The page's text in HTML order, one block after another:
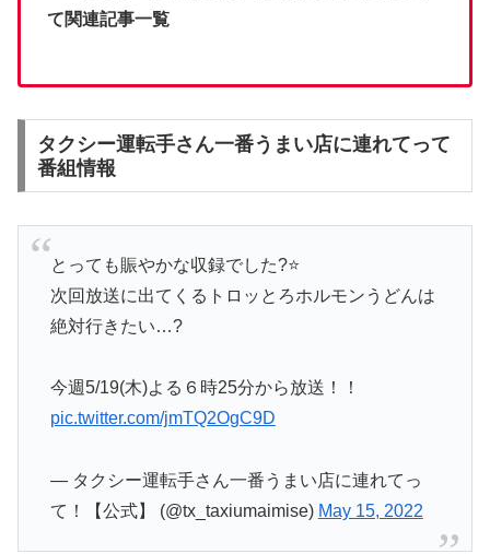
て関連記事一覧
タクシー運転手さん一番うまい店に連れてって
番組情報
とっても賑やかな収録でした?⭐️
次回放送に出てくるトロッとろホルモンうどんは
絶対行きたい…?
今週5/19(木)よる６時25分から放送！！
pic.twitter.com/jmTQ2OgC9D
— タクシー運転手さん一番うまい店に連れてっ
て！【公式】 (@tx_taxiumaimise) May 15, 2022